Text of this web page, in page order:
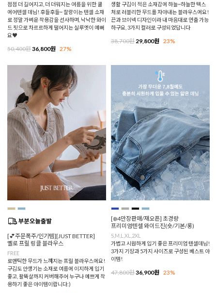
점점 더 길어지고, 더 더워지는 여름을 위한 쿨
에어텐셀 데님! 후들후들~ 찰랑이는 텐셀 소재
로 정말 가벼운 착용감을 선사하며, 낙낙한 와이
드 핏으로 차르르하게 떨어지는 실루엣이 예뻐
요♥
50,400원36,800원 27%
생활 구김이 적은 소재감에 하늘~하늘한 텍스
처로 러블리한 무드를 자아내는 블라우스에요!
끈과 브이넥 디자인이라 내 마음대로 연출 가능
하구요, 3가지 컬러로 구성되었답니다
38,700원 29,800원 23%
[💕주문폭주/인기템][JUST BETTER]
멜로 프릴 링클 블라우스
FREE
로맨틱한 무드가 느껴지는 프릴 블라우스에요!
구김도 안생기는 소재로 여름에 이지하게 입기
좋고, 팔뚝살까지 커버해주어 누구나 예쁘게 착
용하기 좋은 아이템이랍니다:)
[❄️4만장판매/재오픈] 초경량
프리미엄텐셀 와이드진(숏/기본/롱)
S,M,L,XL,2XL
가볍고 시원하게 입기 좋은 프리미엄 텐셀데님!
3가지 기장과 5가지 사이즈로 구성된 베스트 아
이템!
47,800원36,900원 23%